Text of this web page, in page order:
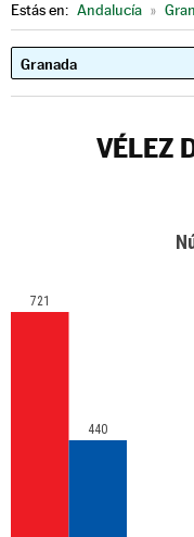
Estás en: Andalucía »
VÉLEZ
721
440